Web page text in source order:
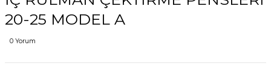
20-25 MODEL A
0 Yorum